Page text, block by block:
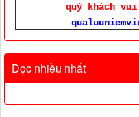
quý khách
Đọc nhiều nhất